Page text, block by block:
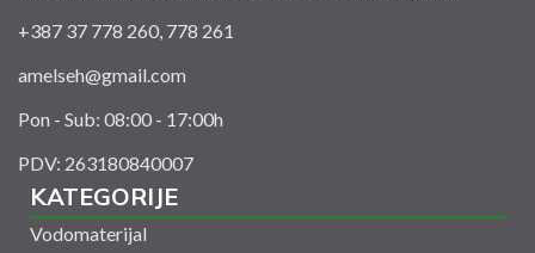
+387 37 778 260, 778 261
amelseh@gmail.com
Pon - Sub: 08:00 - 17:00h
PDV: 263180840007
KATEGORIJE
Vodomaterijal